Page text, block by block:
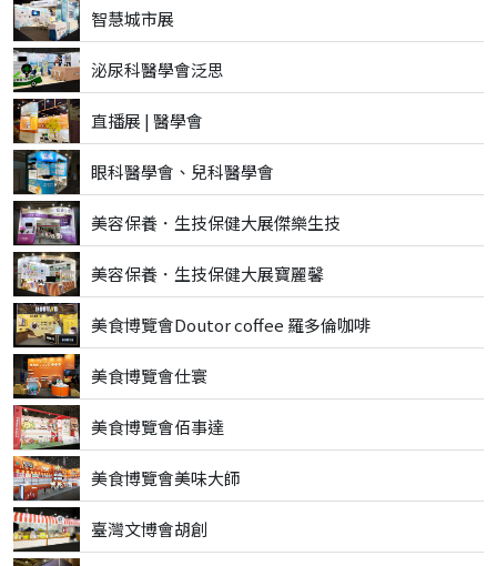
智慧城市展
泌尿科醫學會泛思
直播展 | 醫學會
眼科醫學會、兒科醫學會
美容保養．生技保健大展傑樂生技
美容保養．生技保健大展寶麗馨
美食博覽會Doutor coffee 羅多倫咖啡
美食博覽會仕寰
美食博覽會佰事達
美食博覽會美味大師
臺灣文博會胡創